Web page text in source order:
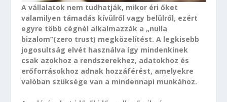
A vállalatok nem tudhatják, mikor éri őket
valamilyen támadás kívülről vagy belülről, ezért
egyre több cégnél alkalmazzák a „nulla
bizalom”(zero trust) megközelítést. A legkisebb
jogosultság elvét használva így mindenkinek
csak azokhoz a rendszerekhez, adatokhoz és
erőforrásokhoz adnak hozzáférést, amelyekre
valóban szüksége van a mindennapi munkához.